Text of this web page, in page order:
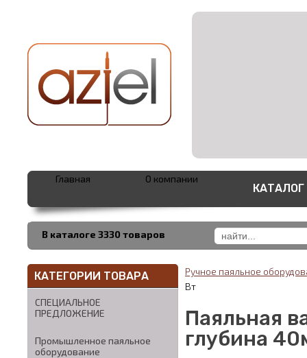
В каталоге 3330 товаров
Главная О компании
КАТАЛОГ
КАТЕГОРИИ ТОВАРА
СПЕЦИАЛЬНОЕ
ПРЕДЛОЖЕНИЕ
Промышленное паяльное
оборудование
Ручное паяльное
Вт
Паяльная
глубина